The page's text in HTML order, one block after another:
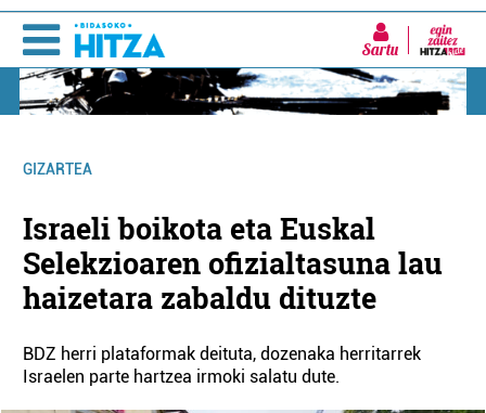
Sartu
GIZARTEA
Israeli boikota eta Euskal
Selekzioaren ofizialtasuna lau
haizetara zabaldu dituzte
BDZ herri plataformak deituta, dozenaka herritarrek
Israelen parte hartzea irmoki salatu dute.